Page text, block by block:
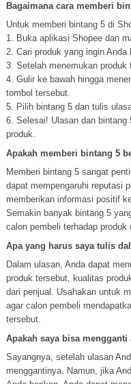
Bagaimana cara memberi
Untuk memberi bintang 5 di
1. Buka aplikasi Shopee dan
2. Cari produk yang ingin Anda
3. Setelah menemukan
4. Gulir ke bawah hingga
tombol tersebut.
5. Pilih bintang 5 dan tulis
6. Selesai! Ulasan dan bintang
produk.
Apakah memberi bintang 5
Memberi bintang 5 sangat
dapat mempengaruhi reputasi
memberikan informasi positif
Semakin banyak bintang 5
calon pembeli terhadap produk
Apa yang harus saya tulis
Dalam ulasan, Anda dapat
produk tersebut, kualitas
dari penjual. Usahakan untuk
agar calon pembeli
tersebut.
Apakah saya bisa
Sayangnya, setelah ulasan
menggantinya. Namun, jika